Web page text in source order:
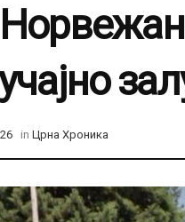
in Црна Хроника